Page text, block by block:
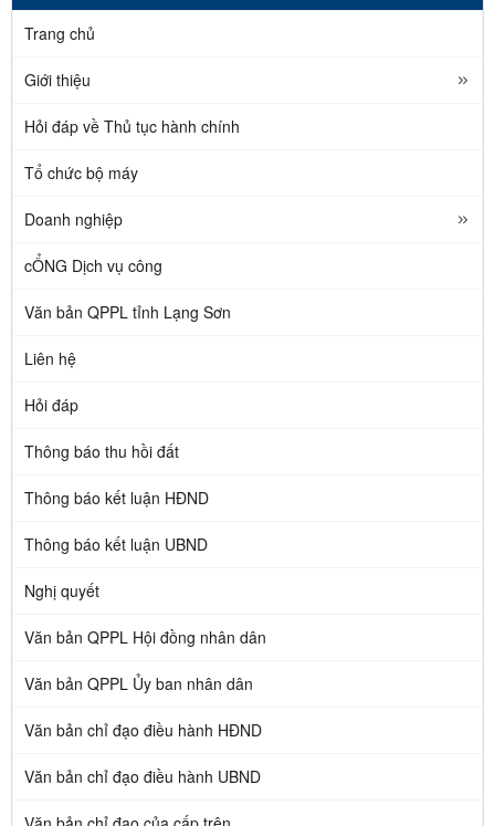
Trang chủ
Giới thiệu
Hỏi đáp về Thủ tục hành chính
Tổ chức bộ máy
Doanh nghiệp
cỔNG Dịch vụ công
Văn bản QPPL tỉnh Lạng Sơn
Liên hệ
Hỏi đáp
Thông báo thu hồi đất
Thông báo kết luận HĐND
Thông báo kết luận UBND
Nghị quyết
Văn bản QPPL Hội đồng nhân dân
Văn bản QPPL Ủy ban nhân dân
Văn bản chỉ đạo điều hành HĐND
Văn bản chỉ đạo điều hành UBND